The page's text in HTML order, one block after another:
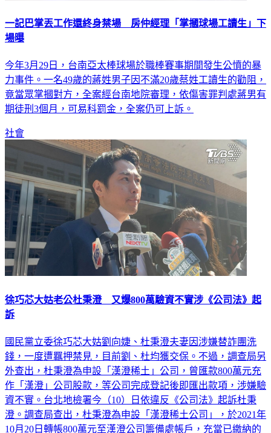
一記巴掌丟工作還終身禁場 房仲經理「掌摑球場工讀生」下
場曝
今年3月29日，台南亞太棒球場於職棒賽事期間發生公憤的暴
力事件。一名49歲的蔣姓男子因不滿20歲蔡姓工讀生的勸阻，
竟當眾掌摑對方，全案經台南地院審理，依傷害罪判處蔣男有
期徒刑3個月，可易科罰金，全案仍可上訴。
社會
徐巧芯大姑老公杜秉澄 又爆800萬驗資不實涉《公司法》起
訴
國民黨立委徐巧芯大姑劉向婕、杜秉澄夫妻因涉嫌替詐團洗
錢，一度遭羈押禁見，目前劉、杜均獲交保。不過，調查局另
外查出，杜秉澄為申設「漢澄稀土」公司，曾匯款800萬元充
作「漢澄」公司股款，等公司完成登記後即匯出款項，涉嫌驗
資不實。台北地檢署今（10）日依違反《公司法》起訴杜秉
澄。調查局查出，杜秉澄為申設「漢澄稀土公司」，於2021年
10月20日轉帳800萬元至漢澄公司籌備處帳戶，充當已繳納的